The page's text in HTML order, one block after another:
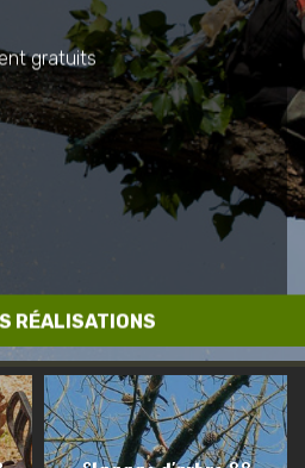
RÉALISATIONS
gratuits